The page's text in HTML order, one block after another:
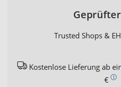
Trusted Shops &
Kostenlose Lieferung ab
€